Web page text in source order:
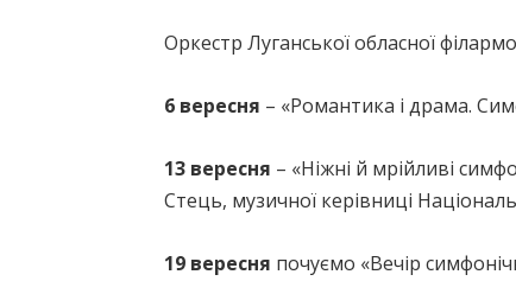
Оркестр Луганської обласної
6 вересня – «Романтика і драма.
13 вересня – «Ніжні й мрійливі
Стець, музичної керівниці
19 вересня почуємо «Вечір